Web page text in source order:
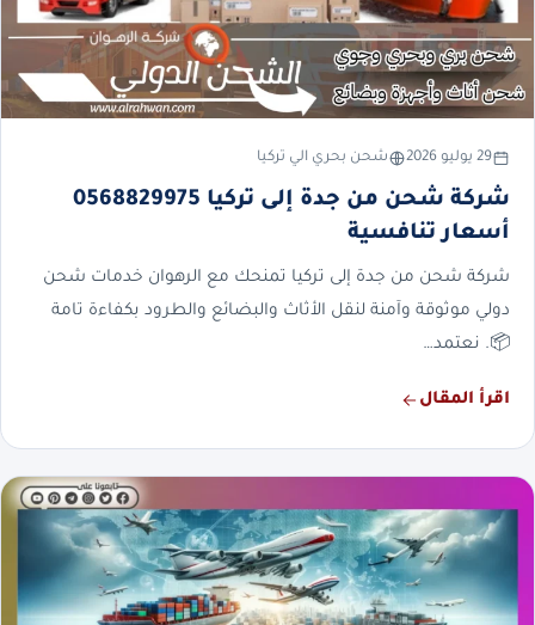
29 يوليو 2026 شحن بحري الي تركيا
شركة شحن من جدة إلى تركيا 0568829975
أسعار تنافسية
شركة شحن من جدة إلى تركيا تمنحك مع الرهوان خدمات شحن
دولي موثوقة وآمنة لنقل الأثاث والبضائع والطرود بكفاءة تامة
📦. نعتمد…
اقرأ المقال